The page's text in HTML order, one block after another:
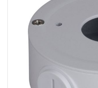
изображенията